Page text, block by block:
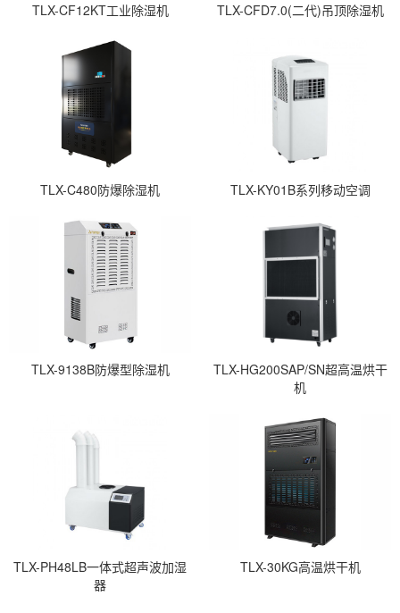
TLX-CF12KT工业除湿机 TLX-CFD7.0(二代)吊顶除湿机
TLX-C480防爆除湿机 TLX-KY01B系列移动空调
TLX-9138B防爆型除湿机
TLX-HG200SAP/SN超高温烘干
机
TLX-PH48LB一体式超声波加湿
器
TLX-30KG高温烘干机